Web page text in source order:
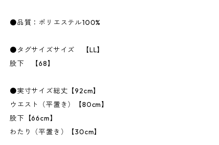
●品質：ポリエステル100%
●タグサイズサイズ 【LL】
股下 【68】
●実寸サイズ総丈【92cm】
ウエスト（平置き）【80cm】
股下【66cm】
わたり（平置き）【30cm】